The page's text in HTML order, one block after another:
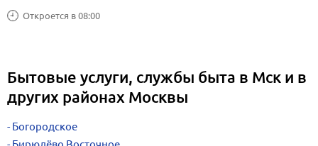
Откроется в 08:00
Бытовые услуги, службы быта в Мск и в
других районах Москвы
Богородское